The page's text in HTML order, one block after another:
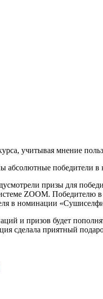
учитывая мнение
абсолютные победители
призы для
ZOOM. Победителю
в номинации
и призов будет
сделала приятный